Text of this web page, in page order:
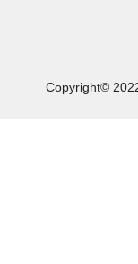
Copyright©